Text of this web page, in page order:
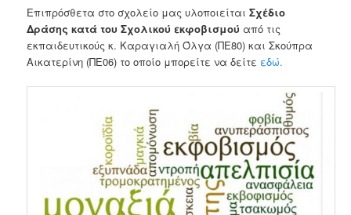
Επιπρόσθετα στο σχολείο μας υλοποιείταιΣχέδιο
Δράσης κατά του Σχολικού εκφοβισμού από τις
εκπαιδευτικούς κ. Καραγιαλή Όλγα (ΠΕ80) και Σκούπρα
Αικατερίνη (ΠΕ06) το οποίο μπορείτε να δείτε εδώ.